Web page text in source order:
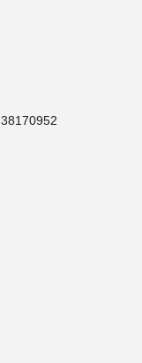
38170952